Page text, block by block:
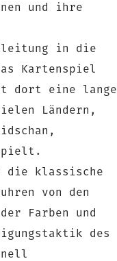
und ihre
in die
Kartenspiel
dort eine lange
Ländern,
die klassische
von den
Farben und
des